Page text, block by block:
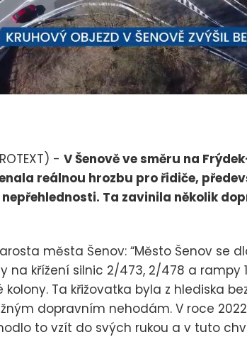
- V Šenově ve směru na
reálnou hrozbu pro řidiče,
Ta zavinila několik
města Šenov: “Město Šenov se
na křížení silnic 2/473, 2/478 a rampy
Ta křižovatka byla z hlediska
dopravním nehodám. V roce
to vzít do svých rukou a v tuto